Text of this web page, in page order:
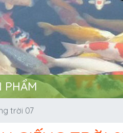
PHẨM
trời 07